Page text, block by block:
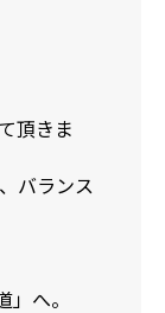
頂きま
バランス
へ。